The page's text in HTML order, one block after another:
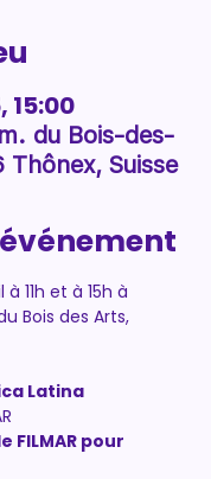
15:00
du Bois-des-
Thônex, Suisse
11h et à 15h à
Bois des Arts,
Latina
FILMAR pour